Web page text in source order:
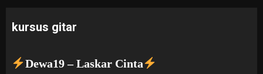
kursus gitar
Dewa19 – Laskar Cinta